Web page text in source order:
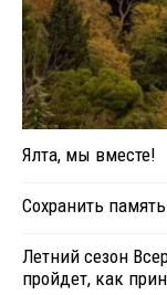
Ялта, мы вместе!
Сохранить
Летний сезон
пройдет, как